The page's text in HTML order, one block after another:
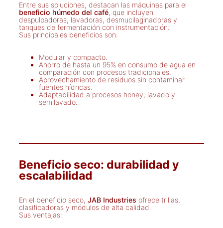
Entre sus soluciones, destacan las máquinas para el
beneficio húmedo del café, que incluyen
despulpadoras, lavadoras, desmucilaginadoras y
tanques de fermentación con instrumentación.
Sus principales beneficios son:
Modular y compacto.
Ahorro de hasta un 95% en consumo de agua en
comparación con procesos tradicionales.
Aprovechamiento de residuos sin contaminar
fuentes hídricas.
Adaptabilidad a procesos honey, lavado y
semilavado.
Beneficio seco: durabilidad y
escalabilidad
En el beneficio seco, JAB Industries ofrece trillas,
clasificadoras y módulos de alta calidad.
Sus ventajas: